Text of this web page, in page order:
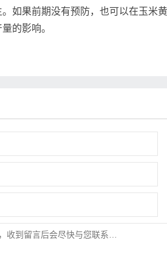
如果前期没有预防，也可以在玉米
的影响。